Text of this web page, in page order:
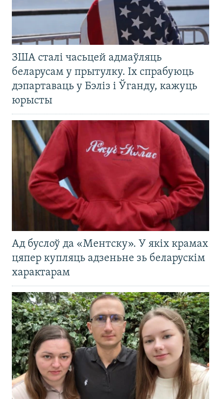
ЗША сталі часьцей адмаўляць
беларусам у прытулку. Іх спрабуюць
дэпартаваць у Бэліз і Ўганду, кажуць
юрысты
Ад буслоў да «Ментску». У якіх крамах
цяпер купляць адзеньне зь беларускім
характарам